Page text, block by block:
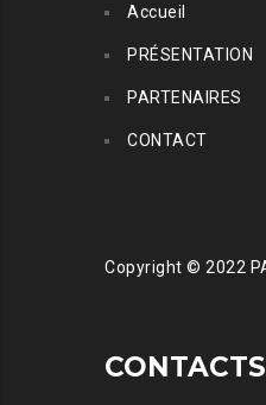
RUBAN
Accueil
PRÉSENTATION
PARTENAIRES
CONTACT
Copyright © 2022
CONTACTS